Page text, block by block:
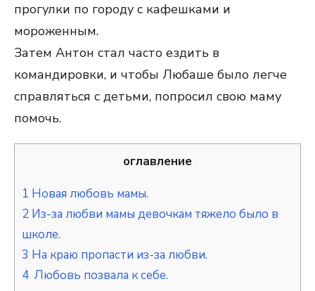
прогулки по городу с кафешками и
мороженным.
Затем Антон стал часто ездить в
командировки, и чтобы Любаше было легче
справляться с детьми, попросил свою маму
помочь.
оглавление
1 Новая любовь мамы.
2 Из-за любви мамы девочкам тяжело было в
школе.
3 На краю пропасти из-за любви.
4 Любовь позвала к себе.